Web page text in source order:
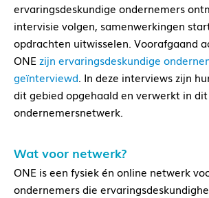
ervaringsdeskundige ondernemers
intervisie volgen, samenwerkingen
opdrachten uitwisselen. Voorafgaand
ONE zijn ervaringsdeskundige
geïnterviewd. In deze interviews zijn
dit gebied opgehaald en verwerkt in dit
ondernemersnetwerk.
Wat voor netwerk?
ONE is een fysiek én online netwerk
ondernemers die